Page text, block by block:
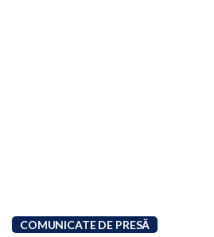
COMUNICATE DE PRESĂ